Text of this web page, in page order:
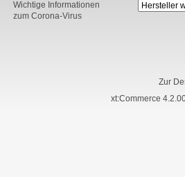
Wichtige Informationen
zum Corona-Virus
Zur
xt:Commerce